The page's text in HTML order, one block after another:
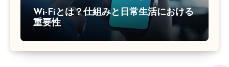
Wi-Fiとは？仕組みと日常生活における
重要性